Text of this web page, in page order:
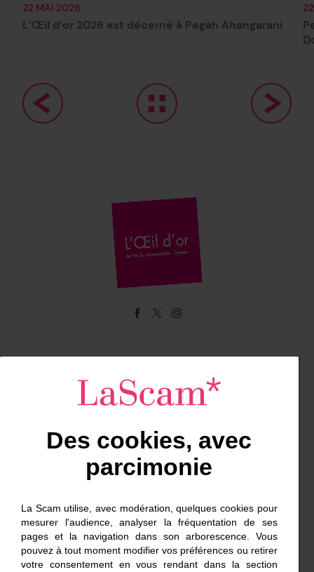
22 MAI 2026
L’Œil d’or 2026 est décerné à Pegah Ahangarani
prixdudocumentaire-cannes@scam.fr
01 56 69 58 88
stephane.joseph@scam.fr
Florence Narozny / Mathis Elion
Des cookies, avec
parcimonie
La Scam utilise, avec modération, quelques cookies pour
mesurer l'audience, analyser la fréquentation de ses
pages et la navigation dans son arborescence. Vous
pouvez à tout moment modifier vos préférences ou retirer
votre consentement en vous rendant dans la section